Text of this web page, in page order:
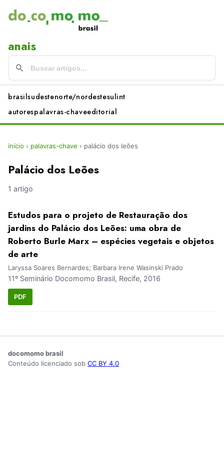
anais
brasilsudestenorte/nordestesulint
autorespalavras-chaveeditorial
início › palavras-chave › palácio dos leões
Palácio dos Leões
1 artigo
Estudos para o projeto de Restauração dos
jardins do Palácio dos Leões: uma obra de
Roberto Burle Marx – espécies vegetais e objetos
de arte
Laryssa Soares Bernardes; Barbara Irene Wasinski Prado
11º Seminário Docomomo Brasil, Recife, 2016
PDF
docomomo brasil
Conteúdo licenciado sob CC BY 4.0